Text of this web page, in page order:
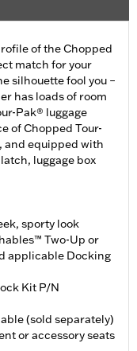
of the Chopped
match for your
silhouette fool you –
has loads of room
Pak® luggage
of Chopped Tour-
and equipped with
luggage box
sporty look
Two-Up or
applicable Docking
Kit P/N
(sold separately)
or accessory seats